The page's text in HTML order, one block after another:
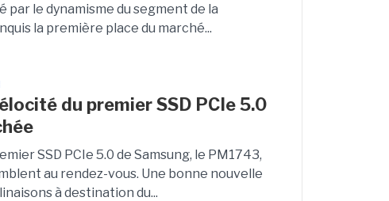
par le dynamisme du segment de la
la première place du marché...
du premier SSD PCIe 5.0
SSD PCIe 5.0 de Samsung, le PM1743,
au rendez-vous. Une bonne nouvelle
à destination du...